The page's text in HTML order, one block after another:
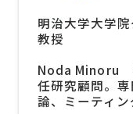
明治大学大学
教授
Noda Minoru
任研究顧問。
論、ミーティン